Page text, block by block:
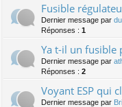
Fusible
Dernier message par
Réponses : 1
Ya t-il un fusible
Dernier message par
Réponses : 2
Voyant ESP qui
Dernier message par